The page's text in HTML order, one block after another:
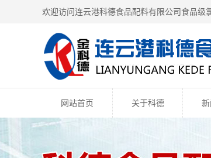
欢迎访问连云港科德食品配料有限公司食品级
网站首页 关于科德